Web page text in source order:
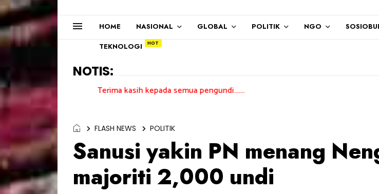
HOME NASIONAL GLOBAL POLITIK NGO
TEKNOLOGI
NOTIS:
Terima kasih kepada semua pengundi.......
FLASH NEWS POLITIK
Sanusi yakin PN menang
majoriti 2,000 undi